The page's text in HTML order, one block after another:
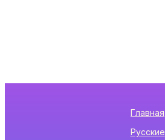
Главная
Русские